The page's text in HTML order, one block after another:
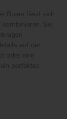
Buam lässt sich
kombinieren. Sie
auf der
oder eine
perfektes